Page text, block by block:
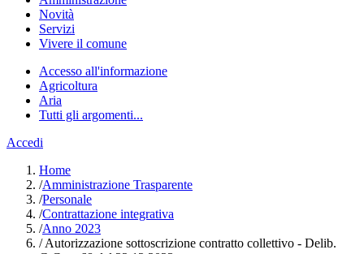
Novità
Servizi
Vivere il comune
Accesso all'informazione
Agricoltura
Aria
Tutti gli argomenti...
Accedi
Home
/Amministrazione Trasparente
/Personale
/Contrattazione integrativa
/Anno 2023
/Autorizzazione sottoscrizione contratto collettivo - Delib.